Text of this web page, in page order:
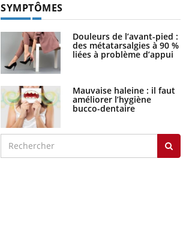
SYMPTÔMES
Douleurs de l’avant-pied :
des métatarsalgies à 90 %
liées à problème d’appui
Mauvaise haleine : il faut
améliorer l’hygiène
bucco-dentaire